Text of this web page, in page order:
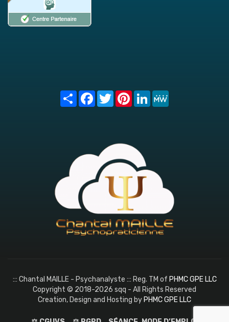
Share FacebookTwitterPinterest
LinkedIn
::: Chantal MAILLE - Psychanalyste ::: Reg. TM of PHMC GPE LLC
Copyright © 2018-2026 sqq - All Rights Reserved
Creation, Design and Hosting byPHMC GPE LLC